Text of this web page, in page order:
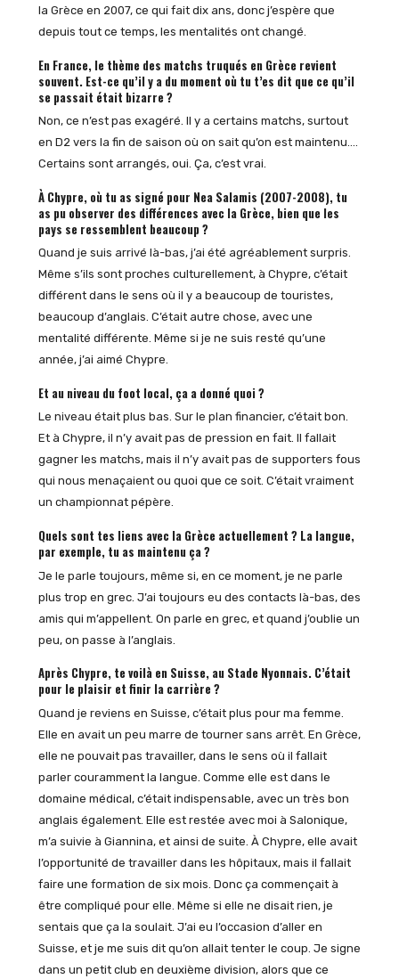
la Grèce en 2007, ce qui fait dix ans, donc j’espère que
depuis tout ce temps, les mentalités ont changé.
En France, le thème des matchs truqués en Grèce revient
souvent. Est-ce qu’il y a du moment où tu t’es dit que ce qu’il
se passait était bizarre ?
Non, ce n’est pas exagéré. Il y a certains matchs, surtout
en D2 vers la fin de saison où on sait qu’on est maintenu….
Certains sont arrangés, oui. Ça, c’est vrai.
À Chypre, où tu as signé pour Nea Salamis (2007-2008), tu
as pu observer des différences avec la Grèce, bien que les
pays se ressemblent beaucoup ?
Quand je suis arrivé là-bas, j’ai été agréablement surpris.
Même s’ils sont proches culturellement, à Chypre, c’était
différent dans le sens où il y a beaucoup de touristes,
beaucoup d’anglais. C’était autre chose, avec une
mentalité différente. Même si je ne suis resté qu’une
année, j’ai aimé Chypre.
Et au niveau du foot local, ça a donné quoi ?
Le niveau était plus bas. Sur le plan financier, c’était bon.
Et à Chypre, il n’y avait pas de pression en fait. Il fallait
gagner les matchs, mais il n’y avait pas de supporters fous
qui nous menaçaient ou quoi que ce soit. C’était vraiment
un championnat pépère.
Quels sont tes liens avec la Grèce actuellement ? La langue,
par exemple, tu as maintenu ça ?
Je le parle toujours, même si, en ce moment, je ne parle
plus trop en grec. J’ai toujours eu des contacts là-bas, des
amis qui m’appellent. On parle en grec, et quand j’oublie un
peu, on passe à l’anglais.
Après Chypre, te voilà en Suisse, au Stade Nyonnais. C’était
pour le plaisir et finir la carrière ?
Quand je reviens en Suisse, c’était plus pour ma femme.
Elle en avait un peu marre de tourner sans arrêt. En Grèce,
elle ne pouvait pas travailler, dans le sens où il fallait
parler couramment la langue. Comme elle est dans le
domaine médical, c’était indispensable, avec un très bon
anglais également. Elle est restée avec moi à Salonique,
m’a suivie à Giannina, et ainsi de suite. À Chypre, elle avait
l’opportunité de travailler dans les hôpitaux, mais il fallait
faire une formation de six mois. Donc ça commençait à
être compliqué pour elle. Même si elle ne disait rien, je
sentais que ça la soulait. J’ai eu l’occasion d’aller en
Suisse, et je me suis dit qu’on allait tenter le coup. Je signe
dans un petit club en deuxième division, alors que ce